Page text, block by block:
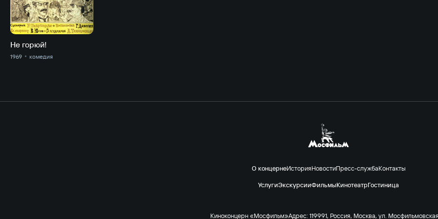
Не горюй!
1969 комедия
О концернеИсторияНовостиПресс-службаКонтакты
УслугиЭкскурсииФильмыКинотеатрГостиница
Киноконцерн «Мосфильм»Адрес: 119991, Россия, Москва, ул.